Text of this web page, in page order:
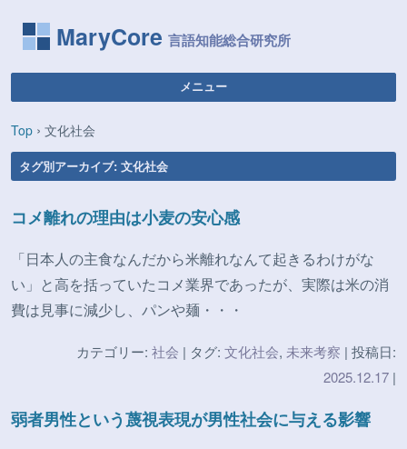
MaryCore
メニュー
Top › 文化社会
タグ別アーカイブ:文化社会
コメ離れの理由は小麦の安心感
「日本人の主食なんだから米離れなんて起きるわけがな
い」と高を括っていたコメ業界であったが、実際は米の消
費は見事に減少し、パンや麺・・・
カテゴリー: 社会 | タグ: 文化社会, 未来考察 | 投稿日:
2025.12.17 |
弱者男性という蔑視表現が男性社会に与える影響